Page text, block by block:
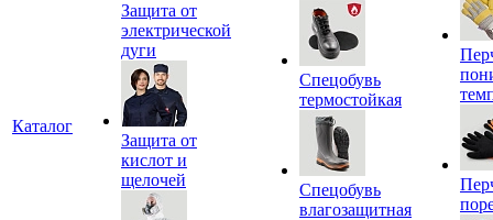
Каталог
Защита от
электрической
дуги
Защита от
кислот и
щелочей
Спецобувь
термостойкая
Спецобувь
влагозащитная